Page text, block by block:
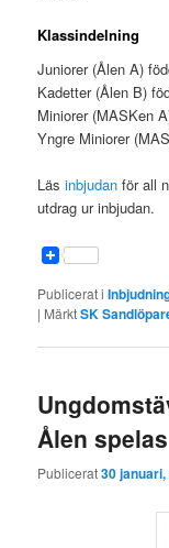
Klassindelning
Juniorer (Ålen A)
Kadetter (Ålen B)
Miniorer (MASKen
Yngre Miniorer
Läsinbjudan för all
utdrag ur inbjudan.
Publicerat i
| MärktSK
Ålen
Publicerat30 januari,